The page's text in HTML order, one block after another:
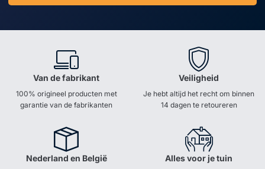
Van de fabrikant
100% origineel producten met
garantie van de fabrikanten
Veiligheid
Je hebt altijd het recht om binnen
14 dagen te retoureren
Nederland en België Alles voor je tuin